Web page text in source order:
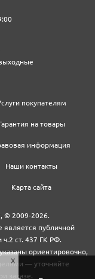
покупателям
на товары
информация
Наши контакты
Карта сайта
© 2009-2026.
является публичной
ст. 437 ГК РФ.
ориентировочно,
— уточняйте
заказе.